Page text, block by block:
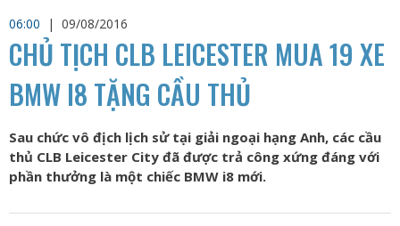
06:00
| 09/08/2016
CHỦ TỊCH CLB LEICESTER MUA 19 XE
BMW I8 TẶNG CẦU THỦ
Sau chức vô địch lịch sử tại giải ngoại hạng Anh, các cầu
thủ CLB Leicester City đã được trả công xứng đáng với
phần thưởng là một chiếc BMW i8 mới.